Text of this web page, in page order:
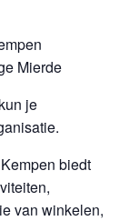
Mierde
je
biedt
van winkelen,